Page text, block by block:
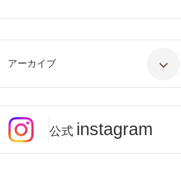
アーカイブ
公式 instagram